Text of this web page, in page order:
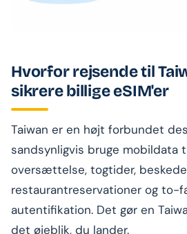
Hvorfor rejsende til
sikrere billige eSIM'er
Taiwan er en højt forbundet
sandsynligvis bruge mobildata
oversættelse, togtider,
restaurantreservationer og to-
autentifikation. Det gør en
det øjeblik, du lander.